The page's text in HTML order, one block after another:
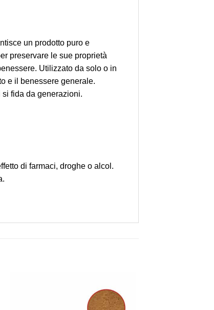
un prodotto puro e
preservare le sue proprietà
Utilizzato da solo o in
e il benessere generale.
fida da generazioni.
di farmaci, droghe o alcol.